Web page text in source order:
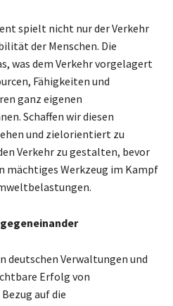
spielt nicht nur der Verkehr
der Menschen. Die
was dem Verkehr vorgelagert
Fähigkeiten und
ganz eigenen
Schaffen wir diesen
und zielorientiert zu
Verkehr zu gestalten, bevor
mächtiges Werkzeug im Kampf
deutschen Verwaltungen und
Erfolg von
auf die